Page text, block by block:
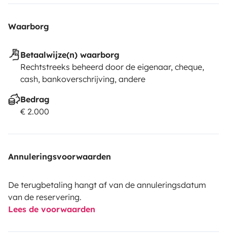
Waarborg
Betaalwijze(n) waarborg
Rechtstreeks beheerd door de eigenaar, cheque,
cash, bankoverschrijving, andere
Bedrag
€ 2.000
Annuleringsvoorwaarden
De terugbetaling hangt af van de annuleringsdatum
van de reservering.
Lees de voorwaarden